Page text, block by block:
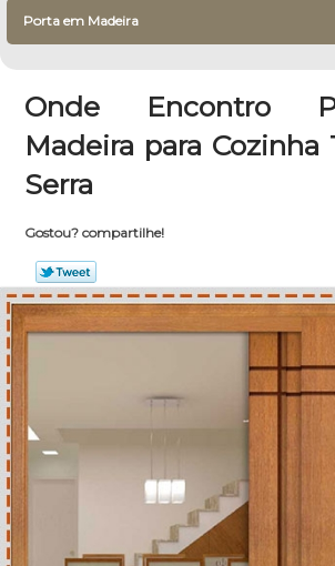
Porta em Madeira
Onde Encontro
Madeira para Cozinha
Serra
Gostou? compartilhe!